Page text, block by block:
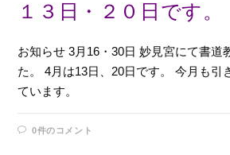
１３日・２０日です。
お知らせ 3月16・30日 妙見宮にて書道
た。 4月は13日、20日です。 今月も引
ています。
0件のコメント